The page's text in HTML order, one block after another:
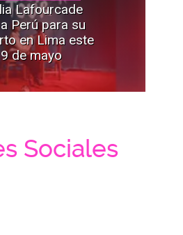
Lafourcade
Perú para su
en Lima este
de mayo
Sociales